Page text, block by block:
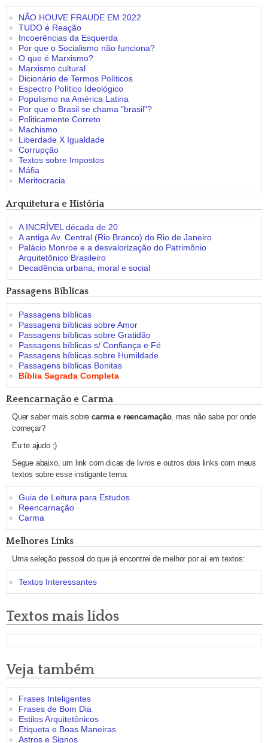
NÃO HOUVE FRAUDE EM 2022
TUDO é Reação
Incoerências da Esquerda
Por que o Socialismo não funciona?
O que é Marxismo?
Marxismo cultural
Dicionário de Termos Políticos
Espectro Político Ideológico
Populismo na América Latina
Por que o Brasil se chama "brasil"?
Politicamente Correto
Machismo
Liberdade X Igualdade
Corrupção
Textos sobre Impostos
Máfia
Meritocracia
Arquitetura e História
A INCRÍVEL década de 20
A antiga Av. Central (Rio Branco) do Rio de Janeiro
Palácio Monroe e a desvalorização do Patrimônio
Arquitetônico Brasileiro
Decadência urbana, moral e social
Passagens Bíblicas
Passagens bíblicas
Passagens bíblicas sobre Amor
Passagens bíblicas sobre Gratidão
Passagens bíblicas s/ Confiança e Fé
Passagens bíblicas sobre Humildade
Passagens bíblicas Bonitas
Bíblia Sagrada Completa
Reencarnação e Carma
Quer saber mais sobrecarma e reencarnação, mas não sabe por onde
começar?
Eu te ajudo ;)
Segue abaixo, um link com dicas de livros e outros dois links com meus
textos sobre esse instigante tema:
Guia de Leitura para Estudos
Reencarnação
Carma
Melhores Links
Uma seleção pessoal do que já encontrei de melhor por aí em textos:
Textos Interessantes
Textos mais lidos
Veja também
Frases Inteligentes
Frases de Bom Dia
Estilos Arquitetônicos
Etiqueta e Boas Maneiras
Astros e Signos